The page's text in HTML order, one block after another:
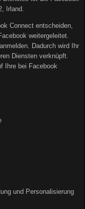
Irland.
Connect entscheiden,
weitergeleitet.
Dadurch wird Ihr
Diensten verknüpft.
Ihre bei Facebook
und Personalisierung